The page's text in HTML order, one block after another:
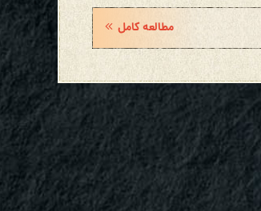
مطالعه کامل